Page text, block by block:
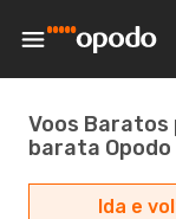
Voos Baratos
barata Opodo
Ida e